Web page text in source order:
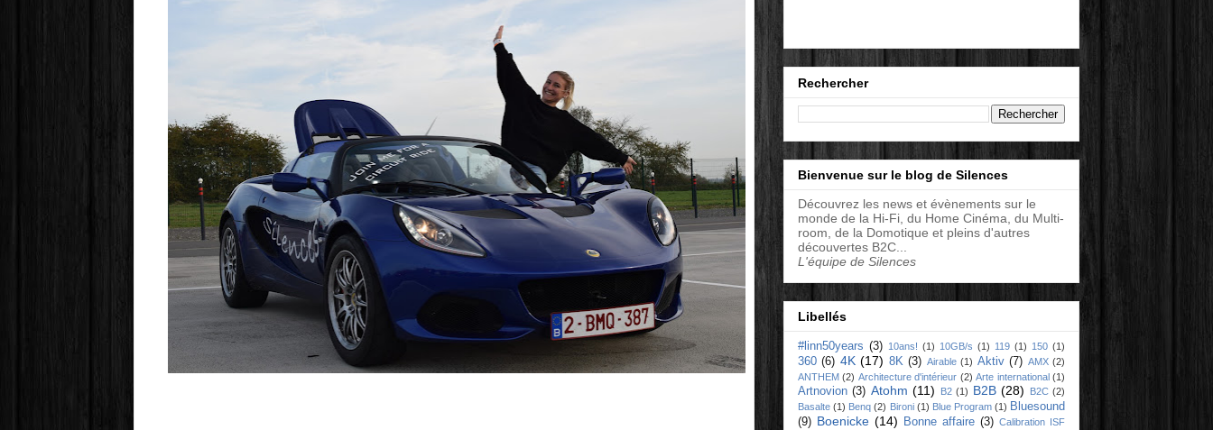
Rechercher
Bienvenue sur le blog de Silences
Découvrez les news et évènements sur le
monde de la Hi-Fi, du Home Cinéma, du Multi-
room, de la Domotique et pleins d'autres
découvertes B2C...
L'équipe de Silences
Libellés
#linn50years (3) 10ans! (1) 10GB/s (1) 119 (1) 150 (1)
360 (6) 4K (17) 8K (3) Airable (1) Aktiv (7) AMX (2)
ANTHEM (2) Architecture d'intérieur (2) Arte international (1)
Artnovion (3) Atohm (11) B2 (1) B2B (28) B2C (2)
Basalte (1) Benq (2) Bironi (1) Blue Program (1) Bluesound
(9) Boenicke (14) Bonne affaire (3) Calibration ISF